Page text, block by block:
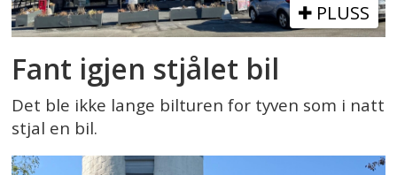
PLUSS
Fant igjen stjålet bil
Det ble ikke lange bilturen for tyven som i natt
stjal en bil.